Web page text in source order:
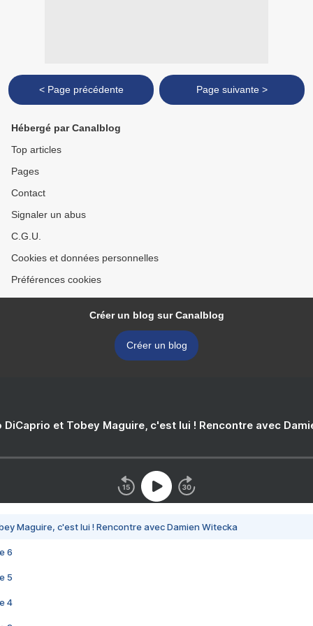
< Page précédente Page suivante >
Hébergé par Canalblog
Top articles
Pages
Contact
Signaler un abus
C.G.U.
Cookies et données personnelles
Préférences cookies
Créer un blog sur Canalblog
Créer un blog
DiCaprio et Tobey Maguire, c'est lui ! Rencontre avec
Maguire, c'est lui ! Rencontre avec Damien Witecka
6
5
4